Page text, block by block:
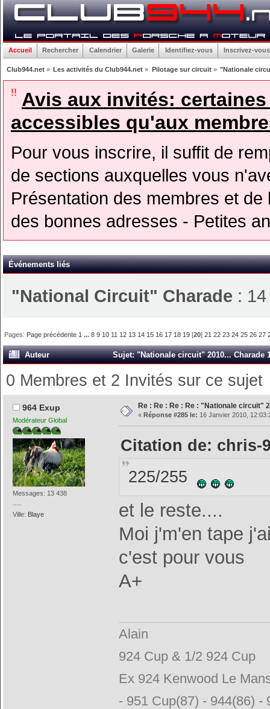
Accueil Rechercher Calendrier Galerie Identifiez-vous Inscrivez-vous
Club944.net» Les activités du Club944.net » Pilotage sur circuit» "Nationale
!! Avis aux invités:
accessibles qu'aux
Pour vous inscrire, il suffit de
de sections auxquelles vous
Présentation des membres et
des bonnes adresses - Petites
Événements liés
"National Circuit" Charade :
Pages: Page précédente 1 ...8 9 10 11 12 13 14 15 16 17 18 19 [20]21 22 23 24 25 26 27
Auteur Sujet: "Nationale circuit" 2010... Charade
0 Membres et 2 Invités sur ce sujet
964 Exup
Modérateur Global
Messages: 13 438
Ville: Blaye
Re : Re : Re : Re : "Nationale circuit"
« Réponse #285 le: 16 Janvier 2010,
Citation de: chris-
225/255
et le reste....
Moi j'm'en tape
c'est pour vous
A+
Alain
924 Cup & 1/2 924 Cup
Ex 924 Kenwood Le
- 951 Cup(87) - 944(86) -